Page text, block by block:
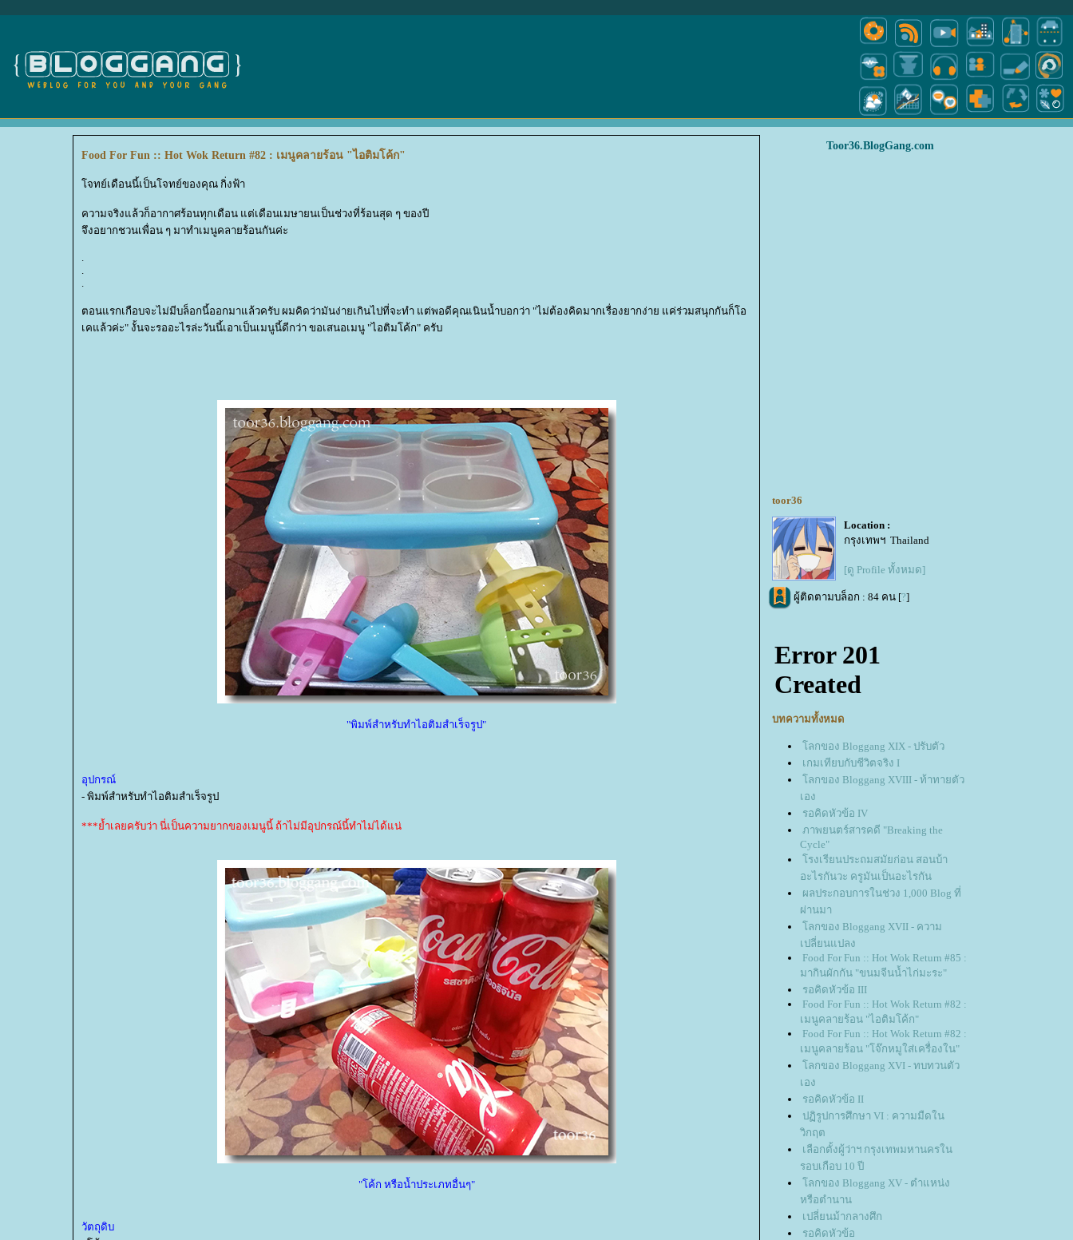
Food For Fun :: Hot Wok Return #82 : เมนูคลายร้อน "ไอติมโค้ก"
จทย์เดือนนี้เป็นโจทย์ของคุณ กิ่งฟ้า
ความจริงแล้วก็อากาศร้อนทุกเดือน แต่เดือนเมษายนเป็นช่วงที่ร้อนสุด ๆ ของปี
จึงอยากชวนเพื่อน ๆ มาทำเมนูคลายร้อนกันค่ะ
.
.
.
ตอนแรกเกือบจะไม่มีบล็อกนี้ออกมาแล้วครับ ผมคิดว่ามันง่ายเกินไปที่จะทำ แต่พอดีคุณเนินน้ำบอกว่า "ไม่ต้องคิดมากเรื่องยากง่าย แค่ร่วมสนุกกันก็โอ
เคแล้วค่ะ" งั้นจะรออะไรล่ะวันนี้เอาเป็นเมนูนี้ดีกว่า ขอเสนอเมนู "ไอติมโค้ก" ครับ
"พิมพ์สำหรับทำไอติมสำเร็จรูป"
อุปกรณ์
- พิมพ์สำหรับทำไอติมสำเร็จรูป
***ย้ำเลยครับว่า นี่เป็นความยากของเมนูนี้ ถ้าไม่มีอุปกรณ์นี้ทำไม่ได้แน่
"โค้ก หรือน้ำประเภทอื่นๆ"
วัตถุดิบ
Toor36.BlogGang.com
toor36
Location :
กรุงเทพฯ Thailand
[ดู Profile ทั้งหมด]
ผู้ติดตามบล็อก : 84 คน [?]
บทความทั้งหมด
ลกของ Bloggang XIX - ปรับตัว
เกมเทียบกับชีวิตจริง I
ลกของ Bloggang XVIII - ท้าทายตัว
เอง
รอคิดหัวข้อ IV
ภาพยนตร์สารคดี "Breaking the
Cycle"
รงเรียนประถมสมัยก่อน สอนบ้า
อะไรกันวะ ครูมันเป็นอะไรกัน
ผลประกอบการในช่วง 1,000 Blog ที่
ผ่านมา
ลกของ Bloggang XVII - ความ
เปลี่ยนแปลง
Food For Fun :: Hot Wok Return #85 :
มากินผักกัน "ขนมจีนน้ำไก่มะระ"
รอคิดหัวข้อ III
Food For Fun :: Hot Wok Return #82 :
เมนูคลายร้อน "ไอติมโค้ก"
Food For Fun :: Hot Wok Return #82 :
เมนูคลายร้อน "โจ๊กหมูใส่เครื่องใน"
ลกของ Bloggang XVI - ทบทวนตัว
เอง
รอคิดหัวข้อ II
ปฏิรูปการศึกษา VI : ความมืดใน
วิกฤต
เลือกตั้งผู้ว่าฯ กรุงเทพมหานครใน
รอบเกือบ 10 ปี
ลกของ Bloggang XV - ตำแหน่ง
หรือตำนาน
เปลี่ยนม้ากลางศึก
รอคิดหัวข้อ